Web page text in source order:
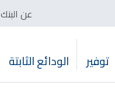
عن البنك
توفير الودائع الثابتة